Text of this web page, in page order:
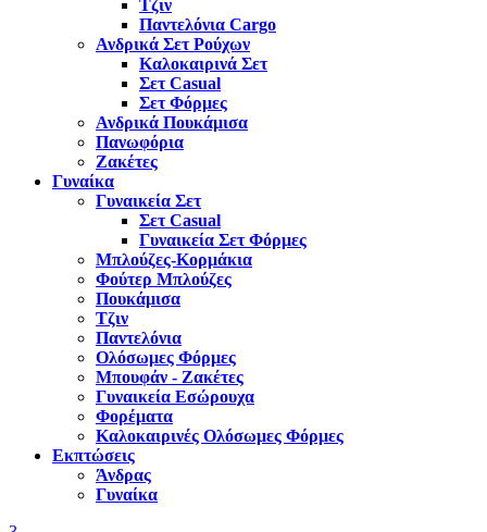
Τζιν
Παντελόνια Cargo
Ανδρικά Σετ Ρούχων
Καλοκαιρινά Σετ
Σετ Casual
Σετ Φόρμες
Ανδρικά Πουκάμισα
Πανωφόρια
Ζακέτες
Γυναίκα
Γυναικεία Σετ
Σετ Casual
Γυναικεία Σετ Φόρμες
Μπλούζες-Κορμάκια
Φούτερ Μπλούζες
Πουκάμισα
Τζιν
Παντελόνια
Ολόσωμες Φόρμες
Μπουφάν - Ζακέτες
Γυναικεία Εσώρουχα
Φορέματα
Καλοκαιρινές Ολόσωμες Φόρμες
Εκπτώσεις
Άνδρας
Γυναίκα